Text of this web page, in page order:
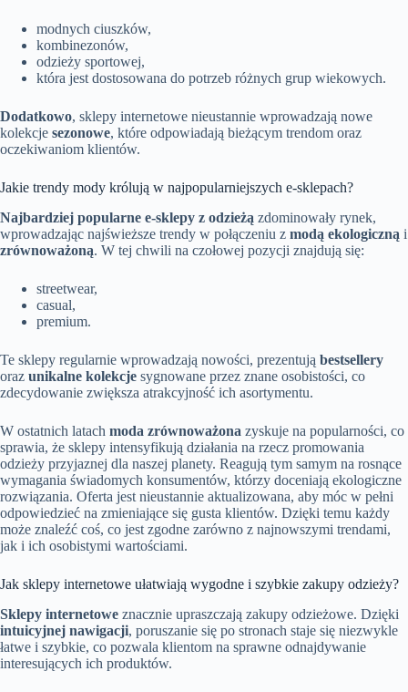
modnych ciuszków,
kombinezonów,
odzieży sportowej,
która jest dostosowana do potrzeb różnych grup wiekowych.
Dodatkowo, sklepy internetowe nieustannie wprowadzają nowe
kolekcje sezonowe, które odpowiadają bieżącym trendom oraz
oczekiwaniom klientów.
Jakie trendy mody królują w najpopularniejszych e-sklepach?
Najbardziej popularne e-sklepy z odzieżą zdominowały rynek,
wprowadzając najświeższe trendy w połączeniu z modą ekologiczną i
zrównoważoną. W tej chwili na czołowej pozycji znajdują się:
streetwear,
casual,
premium.
Te sklepy regularnie wprowadzają nowości, prezentują bestsellery
oraz unikalne kolekcje sygnowane przez znane osobistości, co
zdecydowanie zwiększa atrakcyjność ich asortymentu.
W ostatnich latach moda zrównoważona zyskuje na popularności, co
sprawia, że sklepy intensyfikują działania na rzecz promowania
odzieży przyjaznej dla naszej planety. Reagują tym samym na rosnące
wymagania świadomych konsumentów, którzy doceniają ekologiczne
rozwiązania. Oferta jest nieustannie aktualizowana, aby móc w pełni
odpowiedzieć na zmieniające się gusta klientów. Dzięki temu każdy
może znaleźć coś, co jest zgodne zarówno z najnowszymi trendami,
jak i ich osobistymi wartościami.
Jak sklepy internetowe ułatwiają wygodne i szybkie zakupy odzieży?
Sklepy internetowe znacznie upraszczają zakupy odzieżowe. Dzięki
intuicyjnej nawigacji, poruszanie się po stronach staje się niezwykle
łatwe i szybkie, co pozwala klientom na sprawne odnajdywanie
interesujących ich produktów.